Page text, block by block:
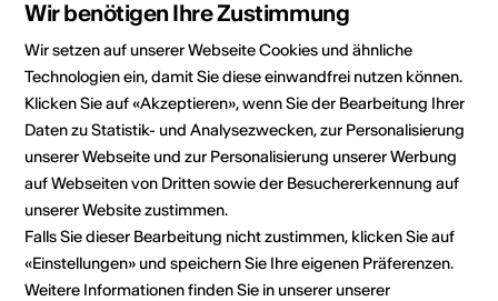
Kulturbereich
Bühnenkunst
Direktkontakt
Frau
Jade Albasini
E-Mail
Wir benötigen Ihre Zustimmung
Wir setzen auf unserer Webseite Cookies und ähnliche
Technologien ein, damit Sie diese einwandfrei nutzen können.
Klicken Sie auf «Akzeptieren», wenn Sie der Bearbeitung Ihrer
Daten zu Statistik- und Analysezwecken, zur Personalisierung
unserer Webseite und zur Personalisierung unserer Werbung
auf Webseiten von Dritten sowie der Besuchererkennung auf
unserer Website zustimmen.
Falls Sie dieser Bearbeitung nicht zustimmen, klicken Sie auf
«Einstellungen» und speichern Sie Ihre eigenen Präferenzen.
Weitere Informationen finden Sie in unserer unserer